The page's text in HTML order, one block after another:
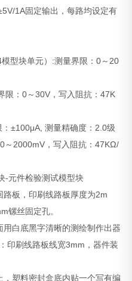
1A固定输出，每路均设定有
型块单元）:测量界限：0～20
限：0～30V，写入阻抗：47K
±100μA, 测量精确度：2.0级
～2000mV，写入阻抗：47KΩ/
-元件检验测试模型块
路板，印刷线路板厚度为2m
镙丝固定孔。
用白底黑字清晰的测绘制作出器
印刷线路板线宽3mm，器件装
，塑料密封盒底内贴一个写有编